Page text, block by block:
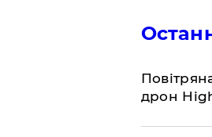
дрон